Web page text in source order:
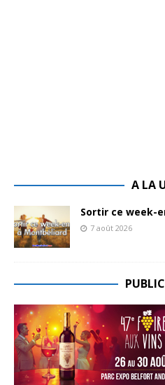
A LA
Sortir ce week-
7 août 2026